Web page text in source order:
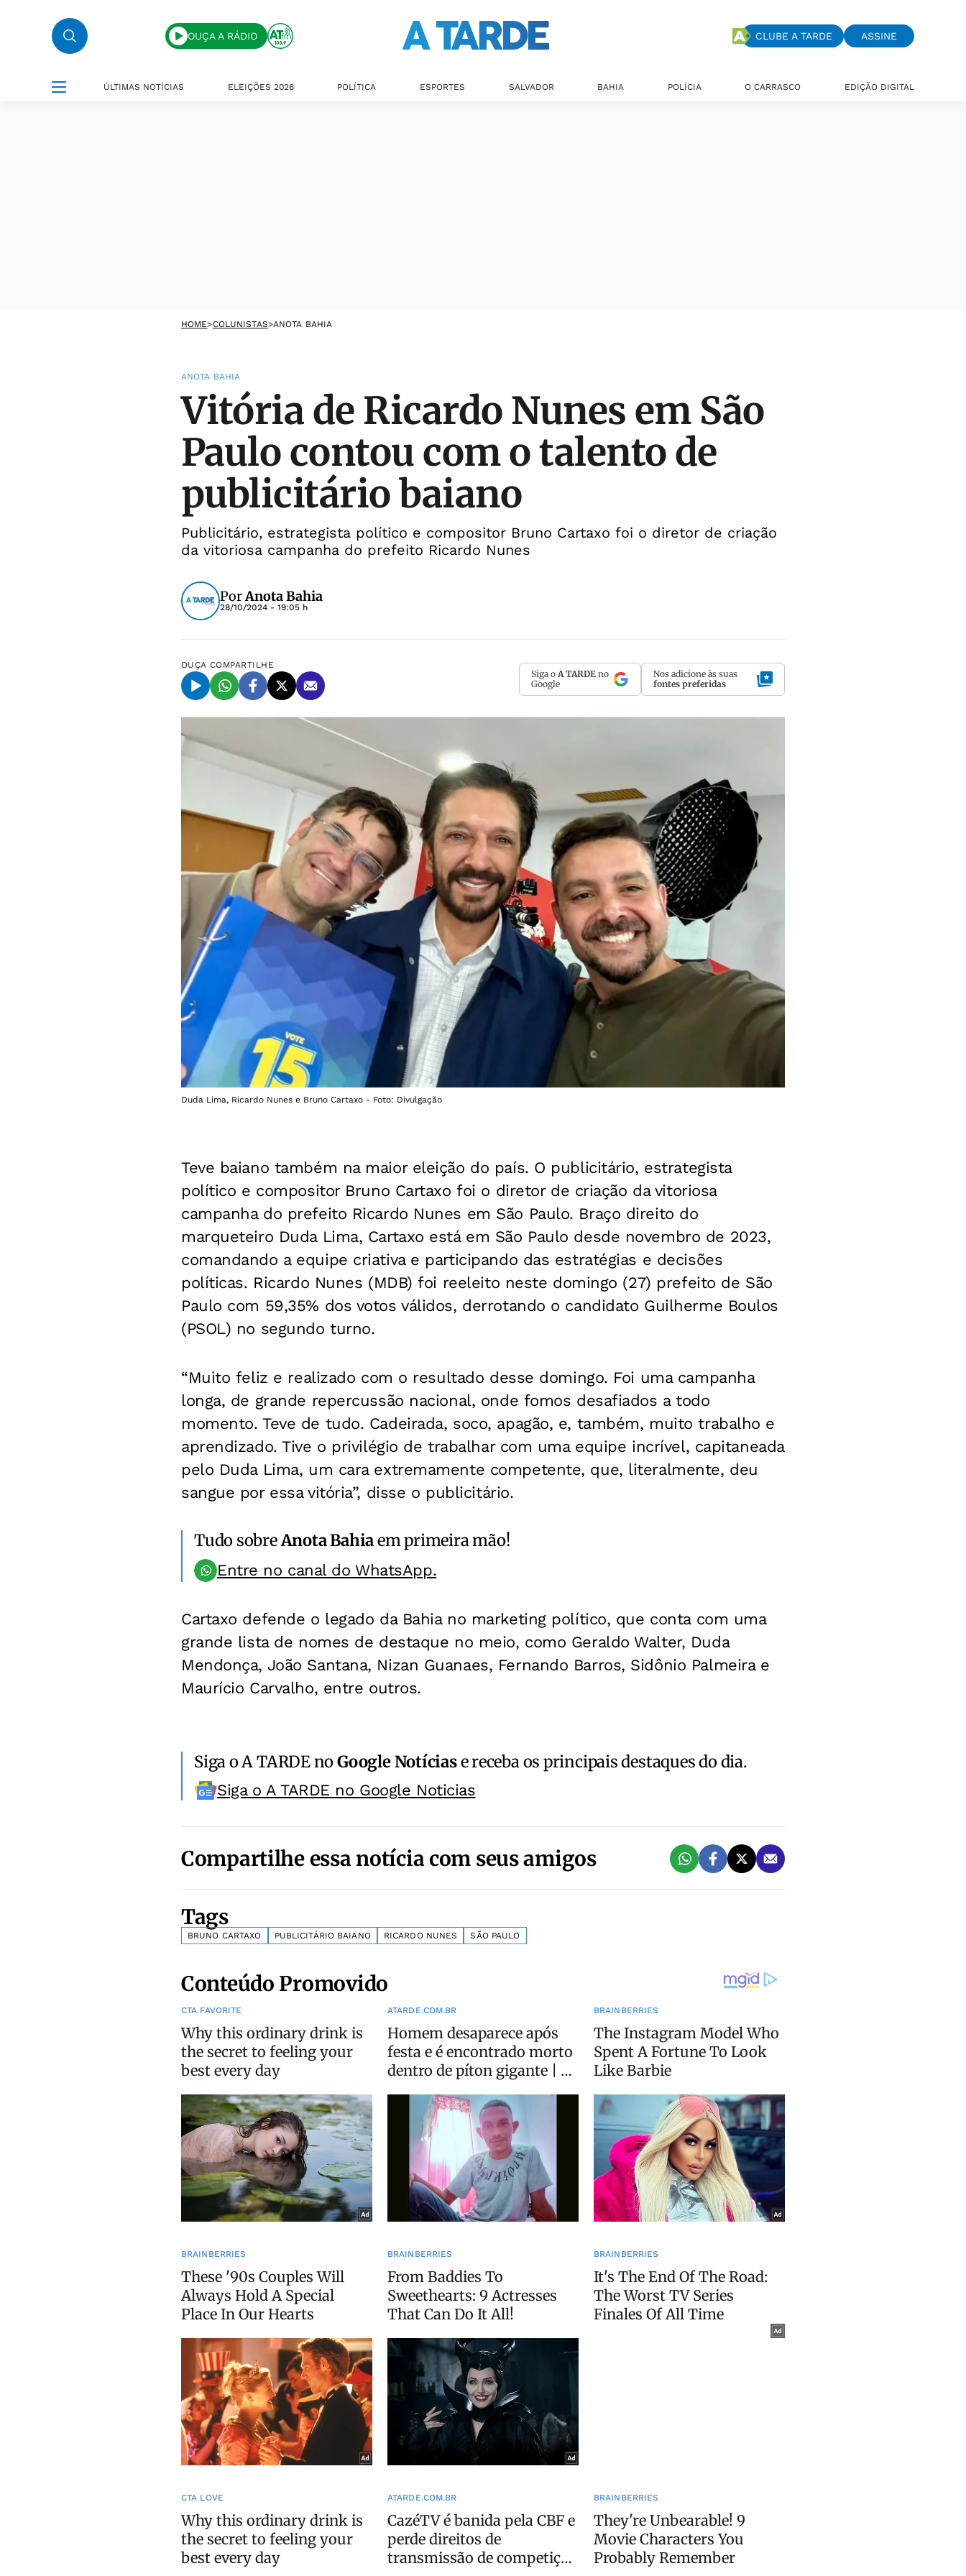
OUÇA A RÁDIO CLUBE A TARDE ASSINE
ÚLTIMAS NOTÍCIAS ELEIÇÕES 2026 POLÍTICA ESPORTES SALVADOR BAHIA POLÍCIA O CARRASCO EDIÇÃO DIGITAL
HOME>COLUNISTAS>ANOTA BAHIA
ANOTA BAHIA
Vitória de Ricardo Nunes em São
Paulo contou com o talento de
publicitário baiano
Publicitário, estrategista político e compositor Bruno Cartaxo foi o diretor de criação
da vitoriosa campanha do prefeito Ricardo Nunes
PorAnota Bahia
28/10/2024 - 19:05 h
OUÇA COMPARTILHE
Siga o A TARDE no
Google
Nos adicione às suas
fontes preferidas
Duda Lima, Ricardo Nunes e Bruno Cartaxo - Foto: Divulgação
Teve baiano também na maior eleição do país. O publicitário, estrategista
político e compositor Bruno Cartaxo foi o diretor de criação da vitoriosa
campanha do prefeito Ricardo Nunes em São Paulo. Braço direito do
marqueteiro Duda Lima, Cartaxo está em São Paulo desde novembro de 2023,
comandando a equipe criativa e participando das estratégias e decisões
políticas. Ricardo Nunes (MDB) foi reeleito neste domingo (27) prefeito de São
Paulo com 59,35% dos votos válidos, derrotando o candidato Guilherme Boulos
(PSOL) no segundo turno.
“Muito feliz e realizado com o resultado desse domingo. Foi uma campanha
longa, de grande repercussão nacional, onde fomos desafiados a todo
momento. Teve de tudo. Cadeirada, soco, apagão, e, também, muito trabalho e
aprendizado. Tive o privilégio de trabalhar com uma equipe incrível, capitaneada
pelo Duda Lima, um cara extremamente competente, que, literalmente, deu
sangue por essa vitória”, disse o publicitário.
Tudo sobreAnota Bahiaem primeira mão!
Entre no canal do WhatsApp.
Cartaxo defende o legado da Bahia no marketing político, que conta com uma
grande lista de nomes de destaque no meio, como Geraldo Walter, Duda
Mendonça, João Santana, Nizan Guanaes, Fernando Barros, Sidônio Palmeira e
Maurício Carvalho, entre outros.
Siga o A TARDE noGoogle Notíciase receba os principais destaques do dia.
Siga o A TARDE no Google Noticias
Compartilhe essa notícia com seus amigos
Tags
BRUNO CARTAXO PUBLICITÁRIO BAIANO RICARDO NUNES SÃO PAULO